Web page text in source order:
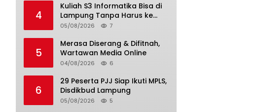
4
Kuliah S3 Informatika Bisa di
Lampung Tanpa Harus ke
Luar Daerah
05/08/2026 7
5
Merasa Diserang & Difitnah,
Wartawan Media Online
04/08/2026 6
6
29 Peserta PJJ Siap Ikuti MPLS,
Disdikbud Lampung
05/08/2026 5